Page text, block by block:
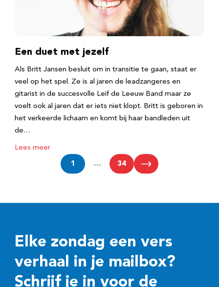
Een duet met jezelf
Als Britt Jansen besluit om in transitie te gaan, staat er
veel op het spel. Ze is al jaren de leadzangeres en
gitarist in de succesvolle Leif de Leeuw Band maar ze
voelt ook al jaren dat er iets niet klopt. Britt is geboren in
het verkeerde lichaam en komt bij haar bandleden uit
de…
Lees meer
1 … 34
Elke zondag een vers
verhaal in je mailbox?
Schrijf je in voor de